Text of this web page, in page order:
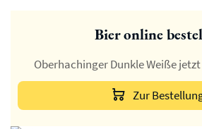
Bier online
Oberhachinger Dunkle Weiße
Zur